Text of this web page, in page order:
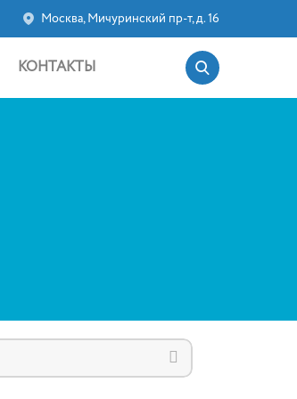
Москва, Мичуринский пр-т, д. 16
КОНТАКТЫ